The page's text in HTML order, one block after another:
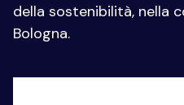
della sostenibilità, nella
Bologna.